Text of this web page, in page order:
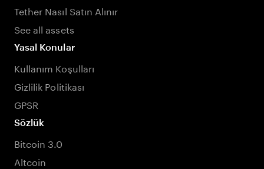
Tether Nasıl Satın Alınır
See all assets
Yasal Konular
Kullanım Koşulları
Gizlilik Politikası
GPSR
Sözlük
Bitcoin 3.0
Altcoin